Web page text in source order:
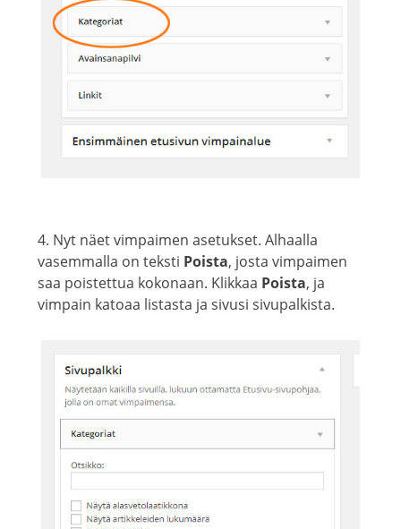
4. Nyt näet vimpaimen asetukset. Alhaalla
vasemmalla on teksti Poista, josta vimpaimen
saa poistettua kokonaan. Klikkaa Poista, ja
vimpain katoaa listasta ja sivusi sivupalkista.